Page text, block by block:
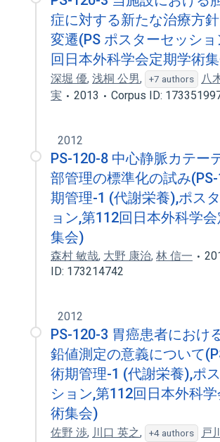
症に対する新たな治療方
変遷(PS ポスターセッショ
回日本外科学会定期学術
深堀 優, 浅桐 公男, +7 authors
八
実
2013 Corpus ID:
2012
PS-120-8 中心静脈カテー
部管理の標準化の試み
期管理-1 (代謝栄養),ポス
ョン,第112回日本外科学
集会)
森村 敏哉, 大野 康治, 林 信一
ID: 173214742
2012
PS-120-3 胃癌患者におけ
鉛値測定の意義について
術期管理-1 (代謝栄養),ポ
ション,第112回日本外科
術集会)
佐野 渉, 川口 英之, +4 authors
戸